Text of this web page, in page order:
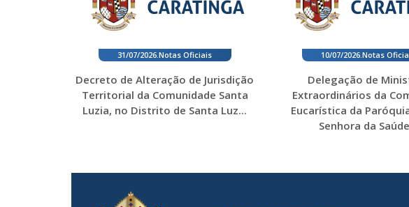
31/07/2026.Notas Oficiais
Decreto de Alteração de Jurisdição
Territorial da Comunidade Santa
Luzia, no Distrito de Santa Luz...
10/07/2026.Notas
Delegação de
Extraordinários da
Eucarística da
Senhora da